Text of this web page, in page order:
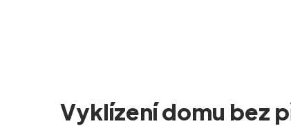
Vyklízení domu bez